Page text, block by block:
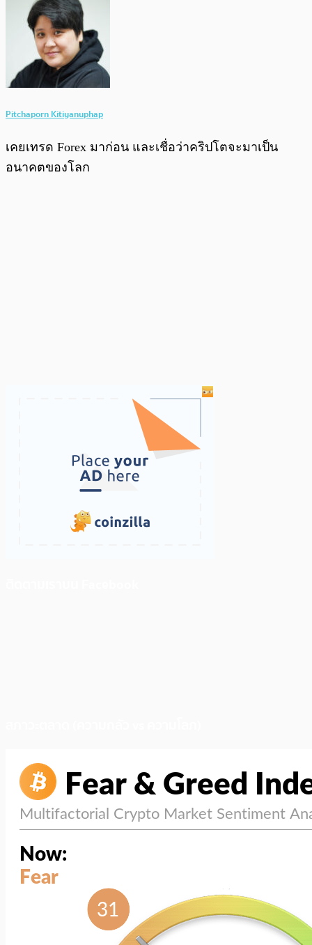
Pitchaporn Kitiyanuphap
เคยเทรด Forex มาก่อน และเชื่อว่าคริปโตจะมาเป็น
อนาคตของโลก